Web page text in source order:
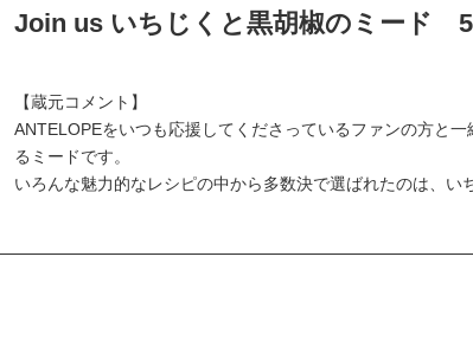
Join us いちじくと黒胡椒のミード
【蔵元コメント】
ANTELOPEをいつも応援してくださっているファンの方と
るミードです。
いろんな魅力的なレシピの中から多数決で選ばれたのは、い